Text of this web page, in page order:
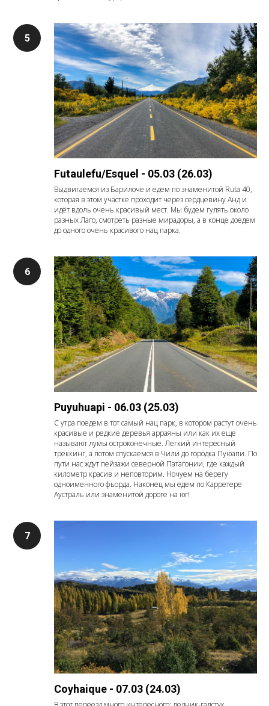
Futaulefu/Esquel - 05.03 (26.03)
Выдвигаемся из Барилоче и едем по знаменитой Ruta 40,
которая в этом участке проходит через сердцевину Анд и
идёт вдоль очень красивый мест. Мы будем гулять около
разных Лаго, смотреть разные мирадоры, а в конце доедем
до одного очень красивого нац парка.
Puyuhuapi - 06.03 (25.03)
С утра поедем в тот самый нац парк, в котором растут очень
красивые и редкие деревья арраяны или как их еще
называют лумы остроконечные. Легкий интересный
треккинг, а потом спускаемся в Чили до городка Пуюапи. По
пути нас ждут пейзажи северной Патагонии, где каждый
километр красив и неповторим. Ночуем на берегу
одноименного фьорда. Наконец мы едем по Карретере
Аустраль или знаменитой дороге на юг!
Coyhaique - 07.03 (24.03)